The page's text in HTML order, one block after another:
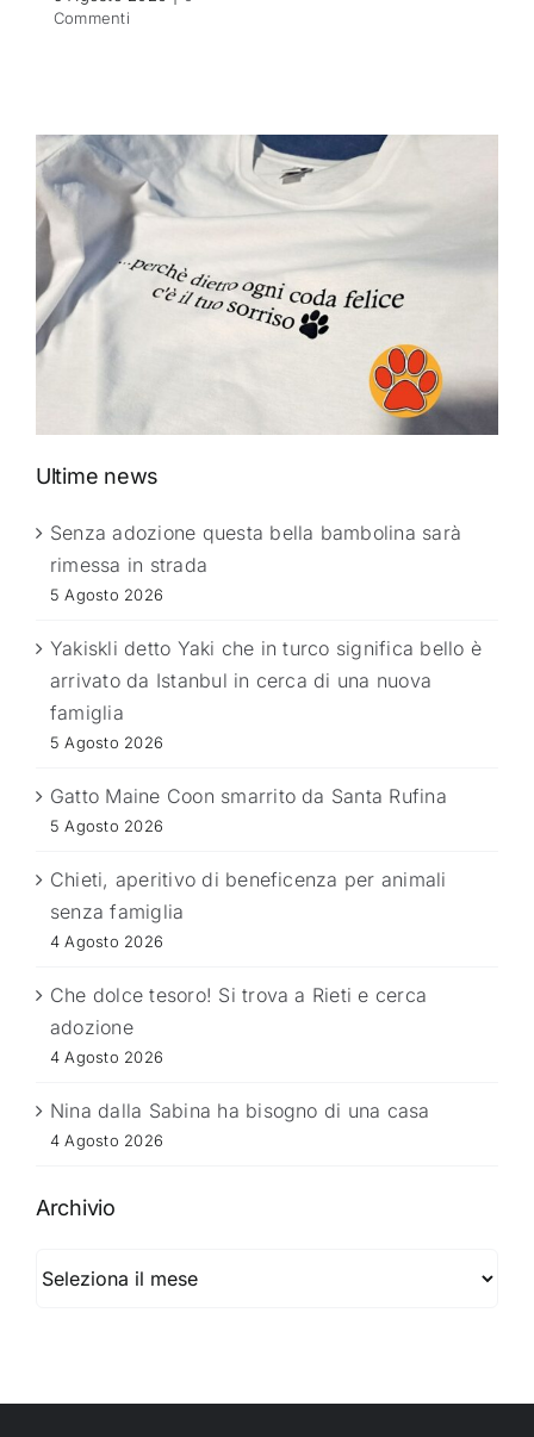
Commenti
Ultime news
Senza adozione questa bella bambolina sarà
rimessa in strada
5 Agosto 2026
Yakiskli detto Yaki che in turco significa bello è
arrivato da Istanbul in cerca di una nuova
famiglia
5 Agosto 2026
Gatto Maine Coon smarrito da Santa Rufina
5 Agosto 2026
Chieti, aperitivo di beneficenza per animali
senza famiglia
4 Agosto 2026
Che dolce tesoro! Si trova a Rieti e cerca
adozione
4 Agosto 2026
Nina dalla Sabina ha bisogno di una casa
4 Agosto 2026
Archivio